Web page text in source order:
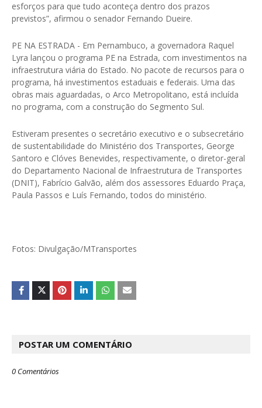
esforços para que tudo aconteça dentro dos prazos
previstos”, afirmou o senador Fernando Dueire.
PE NA ESTRADA - Em Pernambuco, a governadora Raquel
Lyra lançou o programa PE na Estrada, com investimentos na
infraestrutura viária do Estado. No pacote de recursos para o
programa, há investimentos estaduais e federais. Uma das
obras mais aguardadas, o Arco Metropolitano, está incluída
no programa, com a construção do Segmento Sul.
Estiveram presentes o secretário executivo e o subsecretário
de sustentabilidade do Ministério dos Transportes, George
Santoro e Clóves Benevides, respectivamente, o diretor-geral
do Departamento Nacional de Infraestrutura de Transportes
(DNIT), Fabrício Galvão, além dos assessores Eduardo Praça,
Paula Passos e Luís Fernando, todos do ministério.
Fotos: Divulgação/MTransportes
POSTAR UM COMENTÁRIO
0 Comentários